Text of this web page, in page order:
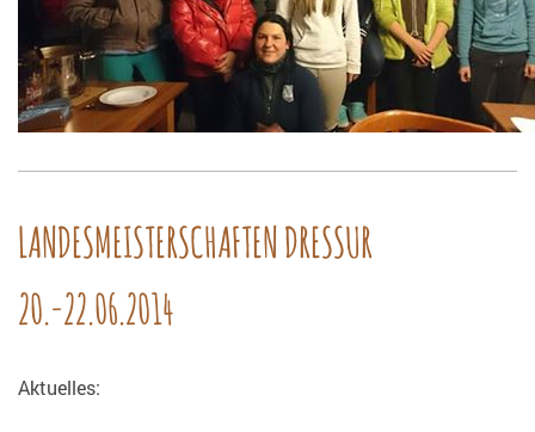
LANDESMEISTERSCHAFTEN DRESSUR
20.-22.06.2014
Aktuelles: